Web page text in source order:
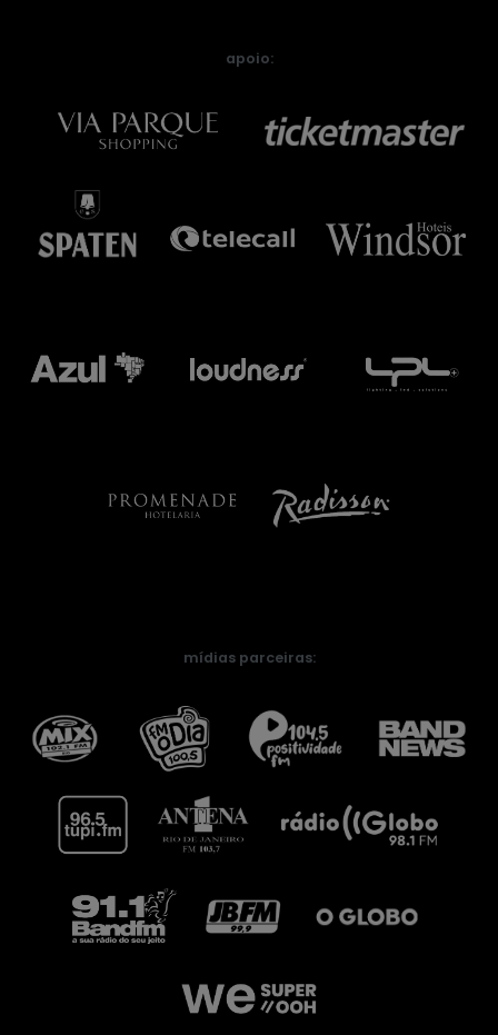
apoio:
mídias parceiras: